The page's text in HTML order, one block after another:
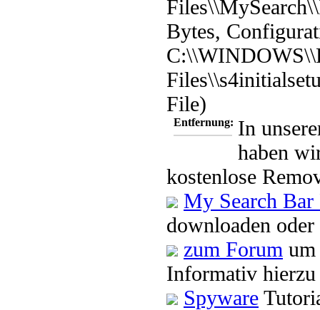
Bytes,
File)
Entfernung: In
haben
kostenlose
My Search
downloaden
zum Forum
Informativ hierzu
Spyware